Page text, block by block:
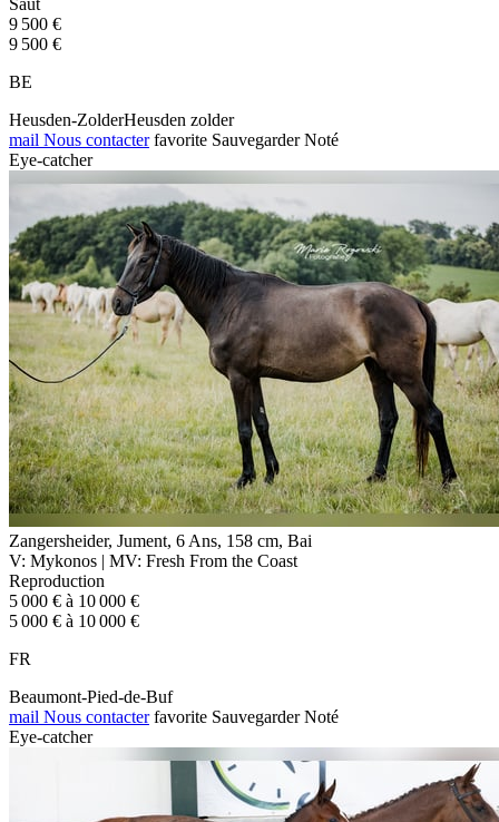
9 500 €
9 500 €
BE
Heusden-ZolderHeusden zolder
mail Nous contacter favorite Sauvegarder Noté
Eye-catcher
Zangersheider, Jument, 6 Ans, 158 cm, Bai
V: Mykonos | MV: Fresh From the Coast
Reproduction
5 000 € à 10 000 €
5 000 € à 10 000 €
FR
Beaumont-Pied-de-Buf
mail Nous contacter favorite Sauvegarder Noté
Eye-catcher